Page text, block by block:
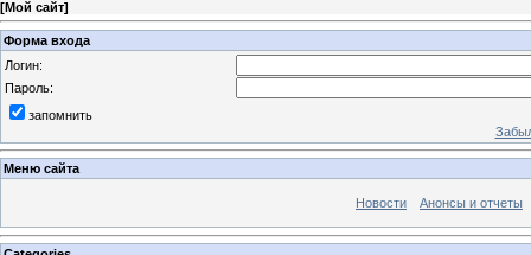
[Мой сайт]
Форма входа
Логин:
Пароль:
запомнить
Меню сайта
Новости Анонсы и отчеты